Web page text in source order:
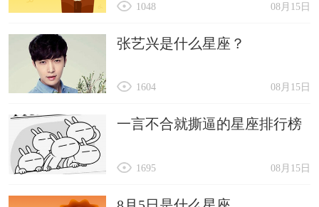
08月15日
1048
张艺兴是什么星座？
08月15日
1604
一言不合就撕逼的星座排行榜
08月15日
1695